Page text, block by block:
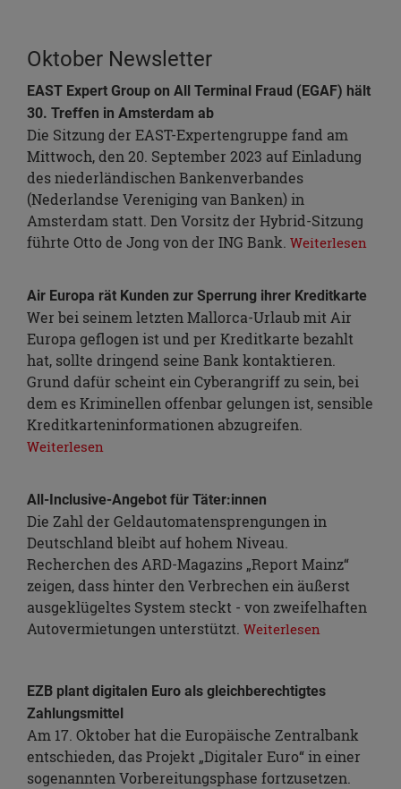
Oktober Newsletter
EAST Expert Group on All Terminal Fraud (EGAF) hält
30. Treffen in Amsterdam ab
Die Sitzung der EAST-Expertengruppe fand am
Mittwoch, den 20. September 2023 auf Einladung
des niederländischen Bankenverbandes
(Nederlandse Vereniging van Banken) in
Amsterdam statt. Den Vorsitz der Hybrid-Sitzung
führte Otto de Jong von der ING Bank. Weiterlesen
Air Europa rät Kunden zur Sperrung ihrer Kreditkarte
Wer bei seinem letzten Mallorca-Urlaub mit Air
Europa geflogen ist und per Kreditkarte bezahlt
hat, sollte dringend seine Bank kontaktieren.
Grund dafür scheint ein Cyberangriff zu sein, bei
dem es Kriminellen offenbar gelungen ist, sensible
Kreditkarteninformationen abzugreifen.
Weiterlesen
All-Inclusive-Angebot für Täter:innen
Die Zahl der Geldautomatensprengungen in
Deutschland bleibt auf hohem Niveau.
Recherchen des ARD-Magazins „Report Mainz“
zeigen, dass hinter den Verbrechen ein äußerst
ausgeklügeltes System steckt - von zweifelhaften
Autovermietungen unterstützt. Weiterlesen
EZB plant digitalen Euro als gleichberechtigtes
Zahlungsmittel
Am 17. Oktober hat die Europäische Zentralbank
entschieden, das Projekt „Digitaler Euro“ in einer
sogenannten Vorbereitungsphase fortzusetzen.